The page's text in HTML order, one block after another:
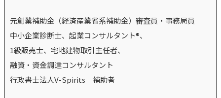
元創業補助金（経済産業省系補助金）審査員・事務局員
中小企業診断士、起業コンサルタント®、
1級販売士、宅地建物取引主任者、
融資・資金調達コンサルタント
行政書士法人V-Spirits 補助者